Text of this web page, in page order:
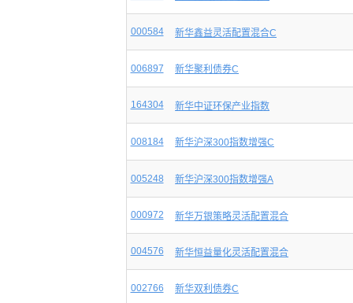
000584 新华鑫益灵活配置混合C
006897 新华聚利债券C
164304 新华中证环保产业指数
008184 新华沪深300指数增强C
005248 新华沪深300指数增强A
000972 新华万银策略灵活配置混合
004576 新华恒益量化灵活配置混合
002766 新华双利债券C